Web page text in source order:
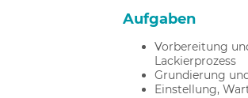
Aufgaben
Vorbereitung
Lackierprozess
Grundierung
Einstellung,